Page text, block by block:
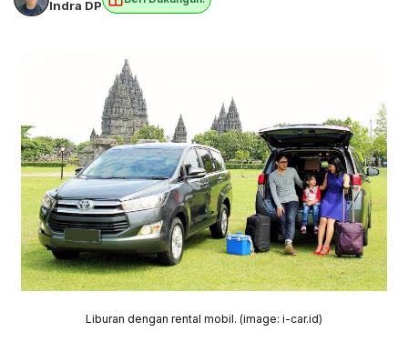
Indra DP
Liburan dengan rental mobil. (image: i-car.id)